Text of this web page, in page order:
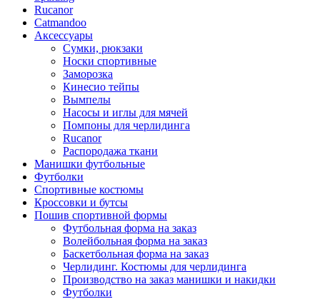
Rucanor
Catmandoo
Аксессуары
Сумки, рюкзаки
Носки спортивные
Заморозка
Кинесио тейпы
Вымпелы
Насосы и иглы для мячей
Помпоны для черлидинга
Rucanor
Распородажа ткани
Манишки футбольные
Футболки
Спортивные костюмы
Кроссовки и бутсы
Пошив спортивной формы
Футбольная форма на заказ
Волейбольная форма на заказ
Баскетбольная форма на заказ
Черлидинг. Костюмы для черлидинга
Производство на заказ манишки и накидки
Футболки